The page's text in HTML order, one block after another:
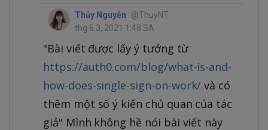
Thủy Nguyễn
@ThuyNT
thg 6 3, 2021 1:48 SA
"Bài viết được lấy ý tưởng từ
https://auth0.com/blog/what-is-and-
how-does-single-sign-on-work/ và có
thêm một số ý kiến chủ quan của tác
giả" Mình không hề nói bài viết này